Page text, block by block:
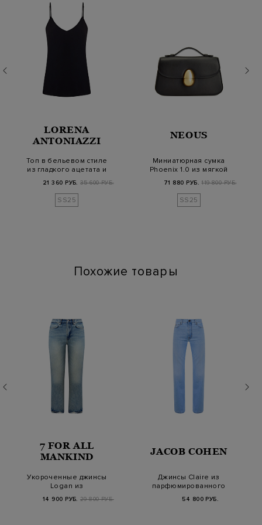
LORENA
ANTONIAZZI
Топ в бельевом стиле
из гладкого ацетата и
шелка
21 360 РУБ. 35 600 РУБ.
SS25
NEOUS
Миниатюрная сумка
Phoenix 1.0 из мягкой
кожи с замком…
71 880 РУБ. 119 800 РУБ.
SS25
Похожие товары
7 FOR ALL
MANKIND
Укороченные джинсы
Logan из
денима…
14 900 РУБ. 29 800 РУБ.
JACOB COHEN
Джинсы Claire из
парфюмированного
54 800 РУБ.